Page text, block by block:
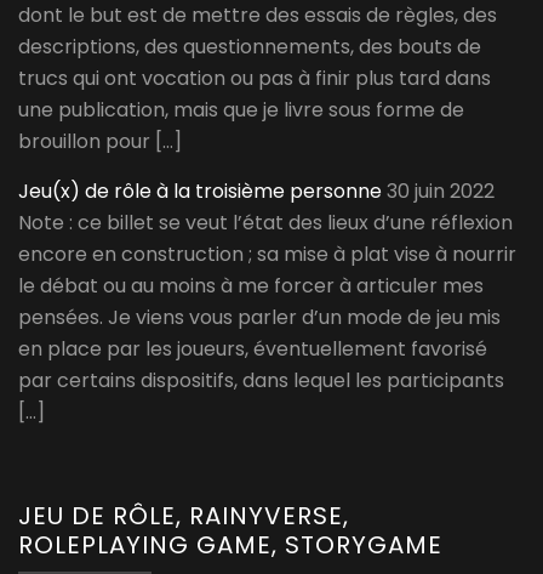
dont le but est de mettre des essais de règles, des
descriptions, des questionnements, des bouts de
trucs qui ont vocation ou pas à finir plus tard dans
une publication, mais que je livre sous forme de
brouillon pour […]
Jeu(x) de rôle à la troisième personne30 juin 2022
Note : ce billet se veut l’état des lieux d’une réflexion
encore en construction ; sa mise à plat vise à nourrir
le débat ou au moins à me forcer à articuler mes
pensées. Je viens vous parler d’un mode de jeu mis
en place par les joueurs, éventuellement favorisé
par certains dispositifs, dans lequel les participants
[…]
JEU DE RÔLE, RAINYVERSE,
ROLEPLAYING GAME, STORYGAME